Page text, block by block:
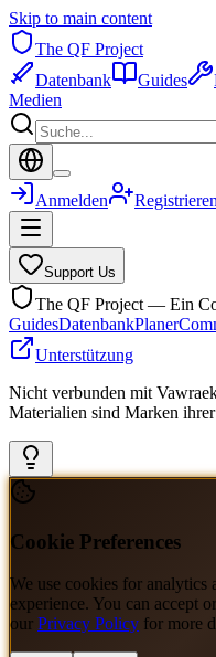
Skip to main content
The QF Project
Datenbank
Guides
Medien
Anmelden Registrieren
Support Us
The QF Project — Ein
GuidesDatenbankPlaner
Unterstützung
Nicht verbunden mit
Materialien sind Marken
Cookie Preferences
We use cookies for
experience. You can accept
our Privacy Policy for more